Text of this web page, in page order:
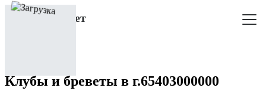
Клубы и бреветы в г.65403000000